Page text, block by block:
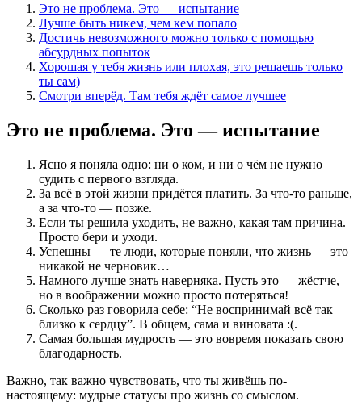
Это не проблема. Это — испытание
Лучше быть никем, чем кем попало
Достичь невозможного можно только с помощью
абсурдных попыток
Хорошая у тебя жизнь или плохая, это решаешь только
ты сам)
Смотри вперёд. Там тебя ждёт самое лучшее
Это не проблема. Это — испытание
Ясно я поняла одно: ни о ком, и ни о чём не нужно
судить с первого взгляда.
За всё в этой жизни придётся платить. За что-то раньше,
а за что-то — позже.
Если ты решила уходить, не важно, какая там причина.
Просто бери и уходи.
Успешны — те люди, которые поняли, что жизнь — это
никакой не черновик…
Намного лучше знать наверняка. Пусть это — жёстче,
но в воображении можно просто потеряться!
Сколько раз говорила себе: “Не воспринимай всё так
близко к сердцу”. В общем, сама и виновата :(.
Самая большая мудрость — это вовремя показать свою
благодарность.
Важно, так важно чувствовать, что ты живёшь по-
настоящему: мудрые статусы про жизнь со смыслом.